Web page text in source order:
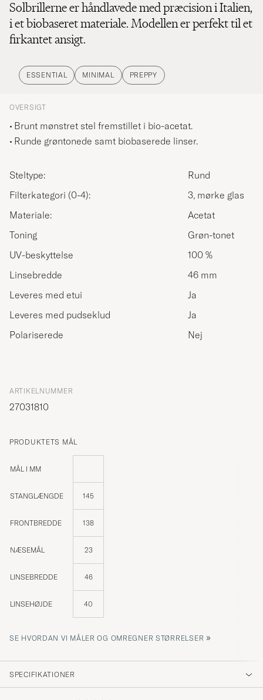
Solbrillerne er håndlavede med præcision i Italien,
i et biobaseret materiale. Modellen er perfekt til et
firkantet ansigt.
ESSENTIAL MINIMAL PREPPY
OVERSIGT
Brunt mønstret stel fremstillet i bio-acetat.
Runde grøntonede samt biobaserede linser.
Steltype:
Rund
Filterkategori (0-4):
3, mørke glas
Materiale:
Acetat
Toning
Grøn-tonet
UV-beskyttelse
100 %
Linsebredde
46 mm
Leveres med etui
Ja
Leveres med pudseklud
Ja
Polariserede
Nej
ARTIKELNUMMER
27031810
PRODUKTETS MÅL
MÅL I MM
STANGLÆNGDE 145
FRONTBREDDE 138
NÆSEMÅL 23
LINSEBREDDE 46
LINSEHØJDE 40
SE HVORDAN VI MÅLER OG OMREGNER STØRRELSER »
SPECIFIKATIONER